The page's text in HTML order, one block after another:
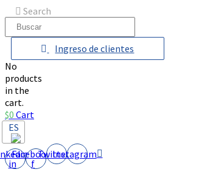
Saltar
contenido
Search
Ingreso de clientes
No
products
in the
cart.
$0 Cart
ES
in
Facebook-
f
Twitter
Instagram